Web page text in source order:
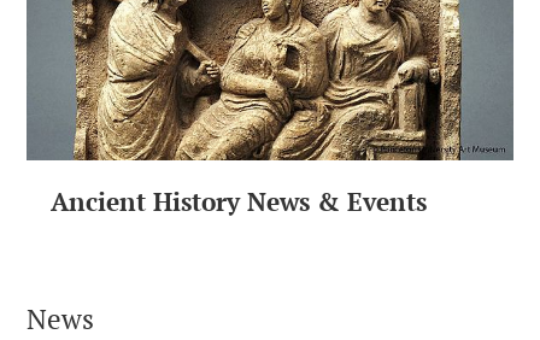
Ancient History News & Events
News